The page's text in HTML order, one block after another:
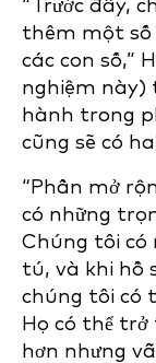
“Trước đây,
thêm một số
các con số,”
nghiệm này)
hành trong
cũng sẽ có
“Phần mở
có những
Chúng tôi có
tú, và khi hồ
chúng tôi có
Họ có thể
hơn nhưng